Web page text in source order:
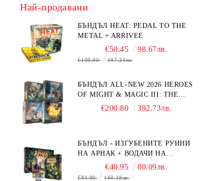
Най-продавани
БЪНДЪЛ HEAT: PEDAL TO THE
METAL + ARRIVEE
€50.45 98.67лв.
€100.90 197.34лв.
БЪНДЪЛ ALL-NEW 2026 HEROES
OF MIGHT & MAGIC III: THE
BOARD GAME EXPANSIONS -
€200.80 392.73лв.
БЪНДЪЛ - ИЗГУБЕНИТЕ РУИНИ
НА АРНАК + ВОДАЧИ НА
ЕКСПЕДИЦИИ + ПРОМО КАРТИ
БЕЗПЛАТНО
€40.95 80.09лв.
€81.90 160.18лв.